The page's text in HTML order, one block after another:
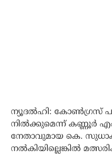
ന്യൂദല്‍ഹി: കോണ്‍ഗ്രസ്
നില്‍ക്കുമെന്ന് കണ്ണൂര്‍
നേതാവുമായ കെ.
നല്‍കിയില്ലെങ്കില്‍